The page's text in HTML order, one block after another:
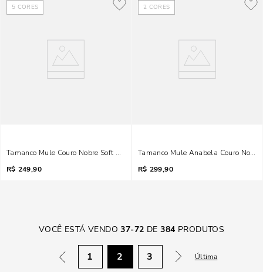
5 CORES
Tamanco Mule Couro Nobre Soft Salto Fino Baixo Bege Areia
R$ 249,90
2 CORES
Tamanco Mule Anabela Couro
R$ 299,90
VOCÊ ESTÁ VENDO 37-72 DE384 PRODUTOS
1 2 3 Última